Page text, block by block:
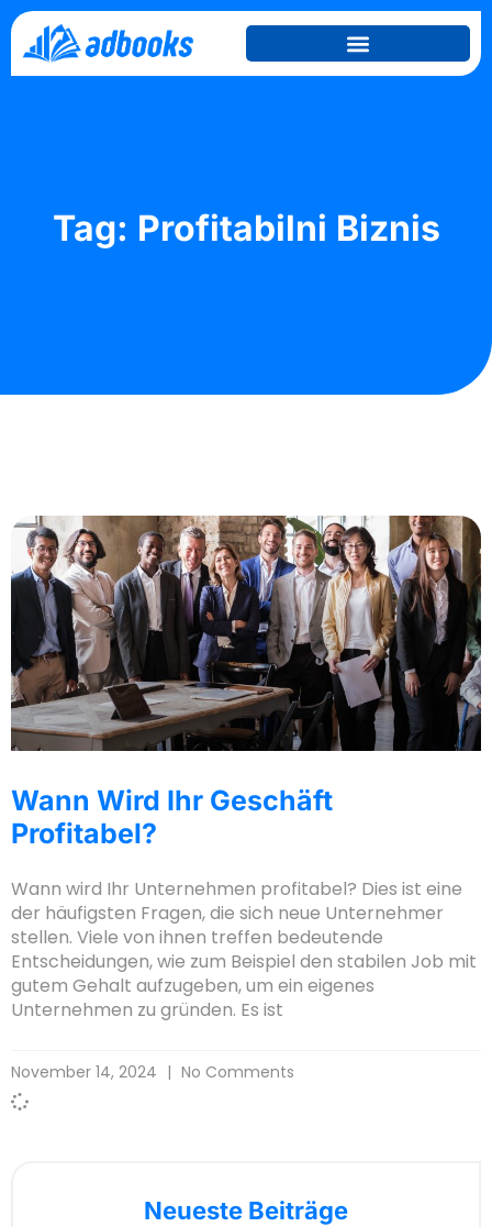
Tag: Profitabilni Biznis
Wann Wird Ihr Geschäft
Profitabel?
Wann wird Ihr Unternehmen profitabel? Dies ist eine
der häufigsten Fragen, die sich neue Unternehmer
stellen. Viele von ihnen treffen bedeutende
Entscheidungen, wie zum Beispiel den stabilen Job mit
gutem Gehalt aufzugeben, um ein eigenes
Unternehmen zu gründen. Es ist
November 14, 2024 No Comments
Neueste Beiträge